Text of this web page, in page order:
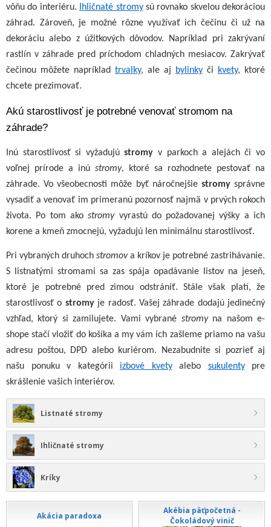
vôňu do interiéru.
Ihličnaté stromysú rovnako skvelou dekoráciou
záhrad. Zároveň, je možné rôzne využívať ich čečinu či už na
dekoráciu alebo z úžitkových dôvodov. Napríklad pri zakrývaní
rastlín v záhrade pred príchodom chladných mesiacov. Zakrývať
čečinou môžete napríklad trvalky, ale aj bylinky či kvety, ktoré
chcete prezimovať.
Akú starostlivosť je potrebné venovať stromom na
záhrade?
Inú starostlivosť si vyžadujústromy v parkoch a alejách či vo
voľnej prírode a inú stromy, ktoré sa rozhodnete pestovať na
záhrade. Vo všeobecnosti môže byť náročnejšie stromysprávne
vysadiť a venovať im primeranú pozornosť najmä v prvých rokoch
života. Po tom akostromyvyrastú do požadovanej výšky a ich
korene a kmeň zmocnejú, vyžadujú len minimálnu starostlivosť.
Pri vybraných druhoch stromova kríkov je potrebné zastrihávanie.
S listnatými stromami sa zas spája opadávanie listov na jeseň,
ktoré je potrebné pred zimou odstrániť. Stále však platí, že
starostlivosť o stromyje radosť. Vašej záhrade dodajú jedinečný
vzhľad, ktorý si zamilujete. Vami vybrané stromyna našom e-
shope stačí vložiť do košíka a my vám ich zašleme priamo na vašu
adresu poštou, DPD alebo kuriérom. Nezabudnite si pozrieť aj
našu ponuku v kategórii izbové kvetyalebo sukulentypre
skrášlenie vašich interiérov.
Listnaté stromy
Ihličnaté stromy
Kríky
Akácia paradoxa
Akébia päťpočetná -
Čokoládový vinič